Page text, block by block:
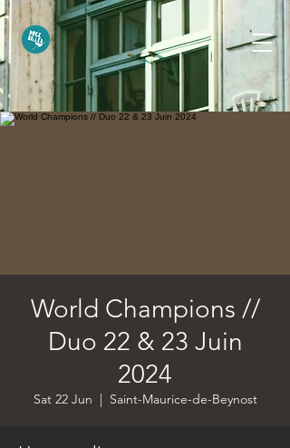
World Champions //
Duo 22 & 23 Juin
2024
Sat 22 Jun
  |
Saint-Maurice-de-Beynost